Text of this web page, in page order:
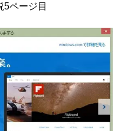
5ページ目